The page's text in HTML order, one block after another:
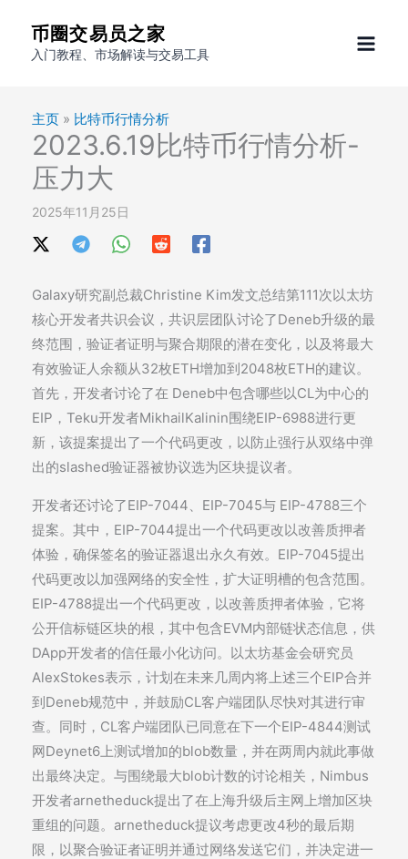
币圈交易员之家
入门教程、市场解读与交易工具
主页 » 比特币行情分析
2023.6.19比特币行情分析-
压力大
2025年11月25日
Galaxy研究副总裁Christine Kim发文总结第111次以太坊
核心开发者共识会议，共识层团队讨论了Deneb升级的最
终范围，验证者证明与聚合期限的潜在变化，以及将最大
有效验证人余额从32枚ETH增加到2048枚ETH的建议。
首先，开发者讨论了在 Deneb中包含哪些以CL为中心的
EIP，Teku开发者MikhailKalinin围绕EIP-6988进行更
新，该提案提出了一个代码更改，以防止强行从双络中弹
出的slashed验证器被协议选为区块提议者。
开发者还讨论了EIP-7044、EIP-7045与 EIP-4788三个
提案。其中，EIP-7044提出一个代码更改以改善质押者
体验，确保签名的验证器退出永久有效。EIP-7045提出
代码更改以加强网络的安全性，扩大证明槽的包含范围。
EIP-4788提出一个代码更改，以改善质押者体验，它将
公开信标链区块的根，其中包含EVM内部链状态信息，供
DApp开发者的信任最小化访问。以太坊基金会研究员
AlexStokes表示，计划在未来几周内将上述三个EIP合并
到Deneb规范中，并鼓励CL客户端团队尽快对其进行审
查。同时，CL客户端团队已同意在下一个EIP-4844测试
网Deynet6上测试增加的blob数量，并在两周内就此事做
出最终决定。与围绕最大blob计数的讨论相关，Nimbus
开发者arnetheduck提出了在上海升级后主网上增加区块
重组的问题。arnetheduck提议考虑更改4秒的最后期
限，以聚合验证者证明并通过网络发送它们，并决定进一